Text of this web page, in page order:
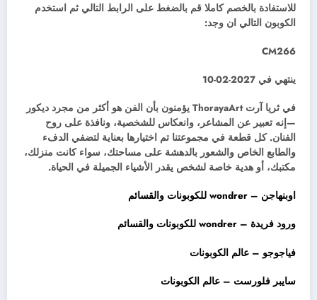
للاستفادة بالخصم كاملا قم بالضغط على الرابط التالي ثم استخدم
الكوبون التالي ان وجد:
CM266
ينتهي في 2027-02-10
في ثريا آرت ThorayaArt يؤمنون بأن الفن هو أكثر من مجرد ديكور
—إنه تعبير عن المشاعر، وانعكاس للشخصية، ونافذة على روح
الفنان. كل قطعة في مجموعتنا تم اختيارها بعناية لتضفي الدفء
والطابع الخاص والشعور بالدهشة على مساحتك، سواء كانت منزلك،
مكتبك، أو هدية خاصة لشخص يقدر الأشياء الجميلة في الحياة.
اوبنهاجن – wondrer للكوبونات والقسائم
ورود فريدة – wondrer للكوبونات والقسائم
فياجوجو – عالم الكوبونات
سايبر فلورست – عالم الكوبونات